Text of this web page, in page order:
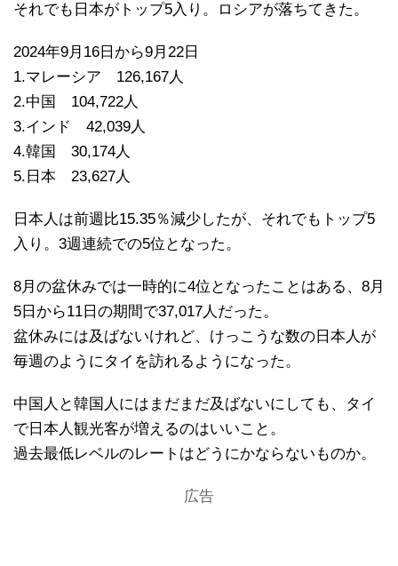
それでも日本がトップ5入り。ロシアが落ちてきた。
2024年9月16日から9月22日
1.マレーシア 126,167人
2.中国 104,722人
3.インド 42,039人
4.韓国 30,174人
5.日本 23,627人
日本人は前週比15.35％減少したが、それでもトップ5
入り。3週連続での5位となった。
8月の盆休みでは一時的に4位となったことはある、8月
5日から11日の期間で37,017人だった。
盆休みには及ばないけれど、けっこうな数の日本人が
毎週のようにタイを訪れるようになった。
中国人と韓国人にはまだまだ及ばないにしても、タイ
で日本人観光客が増えるのはいいこと。
過去最低レベルのレートはどうにかならないものか。
広告